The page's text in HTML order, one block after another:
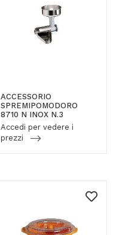
ACCESSORIO
SPREMIPOMODORO
8710 N INOX N.3
Accedi per vedere i
prezzi